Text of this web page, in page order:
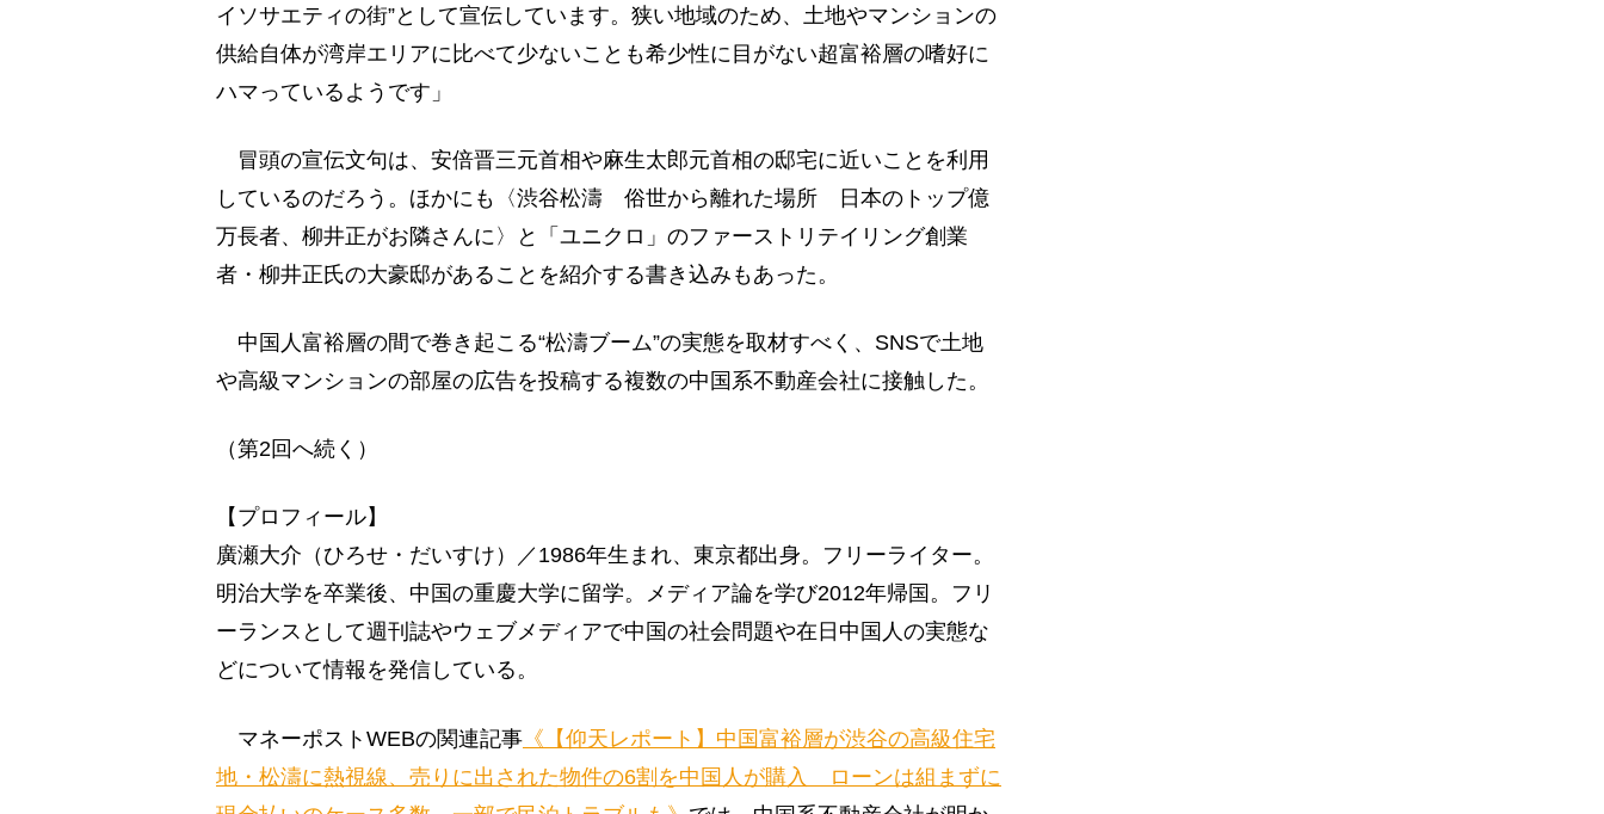
イソサエティの街”として宣伝しています。狭い地域のため、土地やマンションの
供給自体が湾岸エリアに比べて少ないことも希少性に目がない超富裕層の嗜好に
ハマっているようです」
冒頭の宣伝文句は、安倍晋三元首相や麻生太郎元首相の邸宅に近いことを利用
しているのだろう。ほかにも〈渋谷松濤 俗世から離れた場所 日本のトップ億
万長者、柳井正がお隣さんに〉と「ユニクロ」のファーストリテイリング創業
者・柳井正氏の大豪邸があることを紹介する書き込みもあった。
中国人富裕層の間で巻き起こる“松濤ブーム”の実態を取材すべく、SNSで土地
や高級マンションの部屋の広告を投稿する複数の中国系不動産会社に接触した。
（第2回へ続く）
【プロフィール】
廣瀬大介（ひろせ・だいすけ）／1986年生まれ、東京都出身。フリーライター。
明治大学を卒業後、中国の重慶大学に留学。メディア論を学び2012年帰国。フリ
ーランスとして週刊誌やウェブメディアで中国の社会問題や在日中国人の実態な
どについて情報を発信している。
マネーポストWEBの関連記事 《【仰天レポート】中国富裕層が渋谷の高級住宅
地・松濤に熱視線、売りに出された物件の6割を中国人が購入 ローンは組まずに